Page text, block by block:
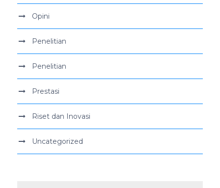
Opini
Penelitian
Penelitian
Prestasi
Riset dan Inovasi
Uncategorized